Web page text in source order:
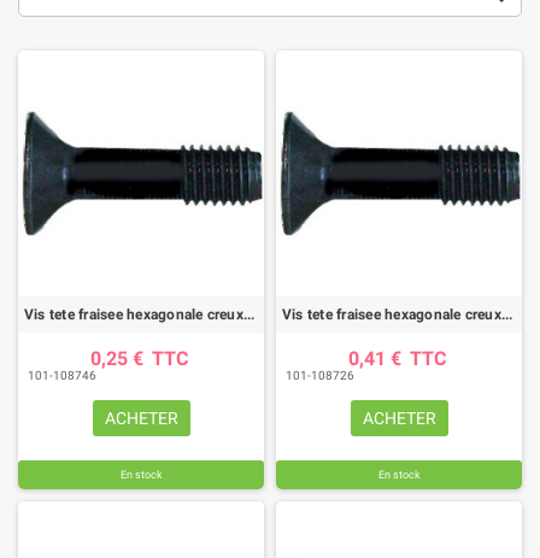
Vis tete fraisee hexagonale creux 5x50 10.9 brut (bte de 50)
0,25 € TTC
101-108746
ACHETER
En stock
Vis tete fraisee hexagonale creux 10x35 10.9 brut (bte de 25)
0,41 € TTC
101-108726
ACHETER
En stock